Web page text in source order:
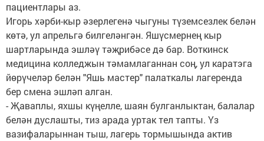
пациентлары аз.
Игорь хәрби-кыр әзерлегенә чыгуны түземсезлек белән
көтә, ул апрельгә билгеләнгән. Яшүсмернең кыр
шартларында эшләү тәҗрибәсе дә бар. Воткинск
медицина колледжын тәмамлаганнан соң, ул каратэга
йөрүчеләр белән "Яшь мастер" палаткалы лагеренда
бер смена эшләп алган.
- Җаваплы, яхшы күңелле, шаян булганлыктан, балалар
белән дуслашты, тиз арада уртак тел тапты. Үз
вазифаларыннан тыш, лагерь тормышында актив